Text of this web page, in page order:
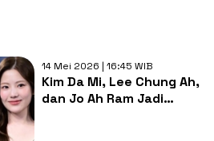
14 Mei 2026 | 16:45 WIB
Kim Da Mi, Lee Chung Ah,
dan Jo Ah Ram Jadi